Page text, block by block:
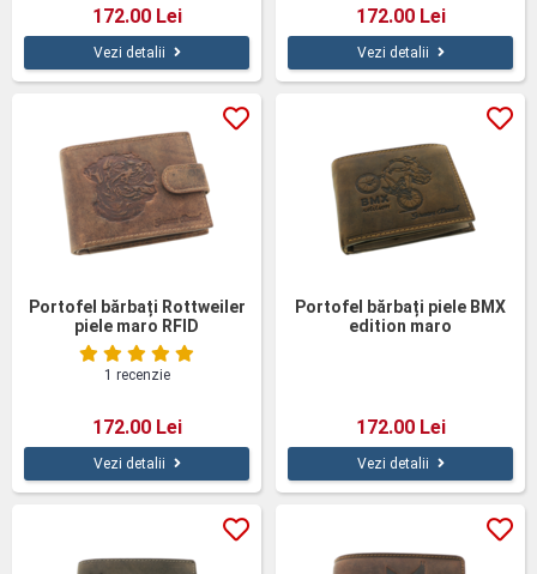
172.00 Lei
Vezi detalii
172.00 Lei
Vezi detalii
Portofel bărbați Rottweiler
piele maro RFID
1 recenzie
172.00 Lei
Vezi detalii
Portofel bărbați piele BMX
edition maro
172.00 Lei
Vezi detalii